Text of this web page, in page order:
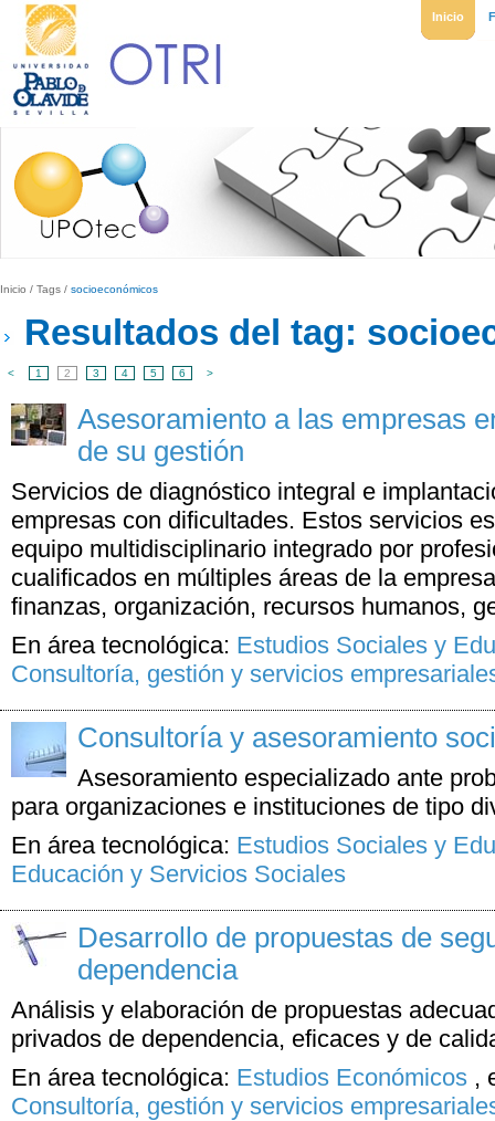
Inicio
Inicio / Tags / socioeconómicos
Resultados del tag:
< 1 2 3 4 5 6 >
Asesoramiento a las empresas
de su gestión
Servicios de diagnóstico integral e
empresas con dificultades. Estos servicios
equipo multidisciplinario integrado por
cualificados en múltiples áreas de la
finanzas, organización, recursos humanos,
En área tecnológica: Estudios Sociales y
Consultoría, gestión y servicios
Consultoría y asesoramiento
Asesoramiento especializado ante
para organizaciones e instituciones de tipo
En área tecnológica: Estudios Sociales y
Educación y Servicios Sociales
Desarrollo de propuestas de
dependencia
Análisis y elaboración de propuestas
privados de dependencia, eficaces y de
En área tecnológica: Estudios Económicos ,
Consultoría, gestión y servicios